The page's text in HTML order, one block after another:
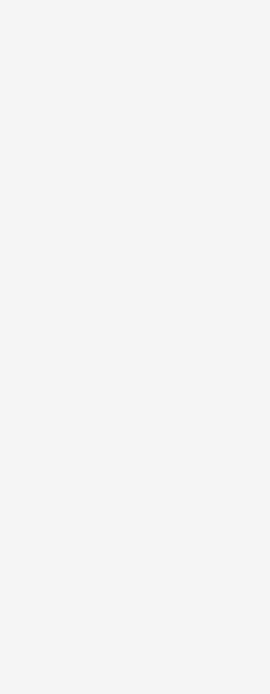
công nghệ Zeolith® đã được cấp bằng sáng chế đã đoạt giải
nhất với mức hiệu quả năng lượng tốt nhất A +++
Máy rửa bát vận hành
- Đối với khay rửa ở trên: Dùng để xếp
- Đối với khay rửa dưới: Dùng để xếp các loại
- Đối với khay rửa vật dụng nhà bếp: Dùng xếp các
cấu tạo không quá phức tạp, song việc vệ sinh máy rửa bát
ở bên trong của máy rửa bát bosch khá đơn giản, chỉ gồm hai
, đầu tiên người sử dụng cần đổ bỏ chỗ rác này, sau
dòng sản phẩm cao cấp nhất trên thị trường hiện nay, giúp